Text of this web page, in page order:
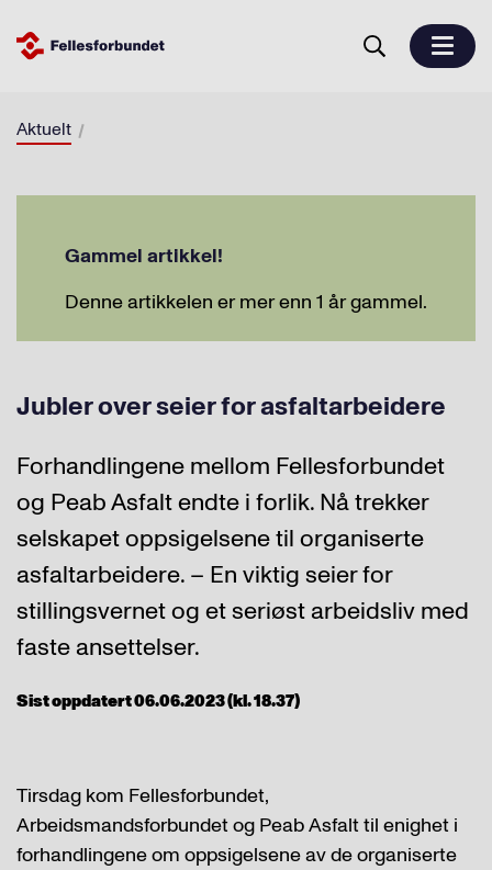
Aktuelt
Gammel artikkel!
Denne artikkelen er mer enn 1 år gammel.
Jubler over seier for asfaltarbeidere
Forhandlingene mellom Fellesforbundet
og Peab Asfalt endte i forlik. Nå trekker
selskapet oppsigelsene til organiserte
asfaltarbeidere. – En viktig seier for
stillingsvernet og et seriøst arbeidsliv med
faste ansettelser.
Sist oppdatert 06.06.2023 (kl. 18.37)
Tirsdag kom Fellesforbundet,
Arbeidsmandsforbundet og Peab Asfalt til enighet i
forhandlingene om oppsigelsene av de organiserte